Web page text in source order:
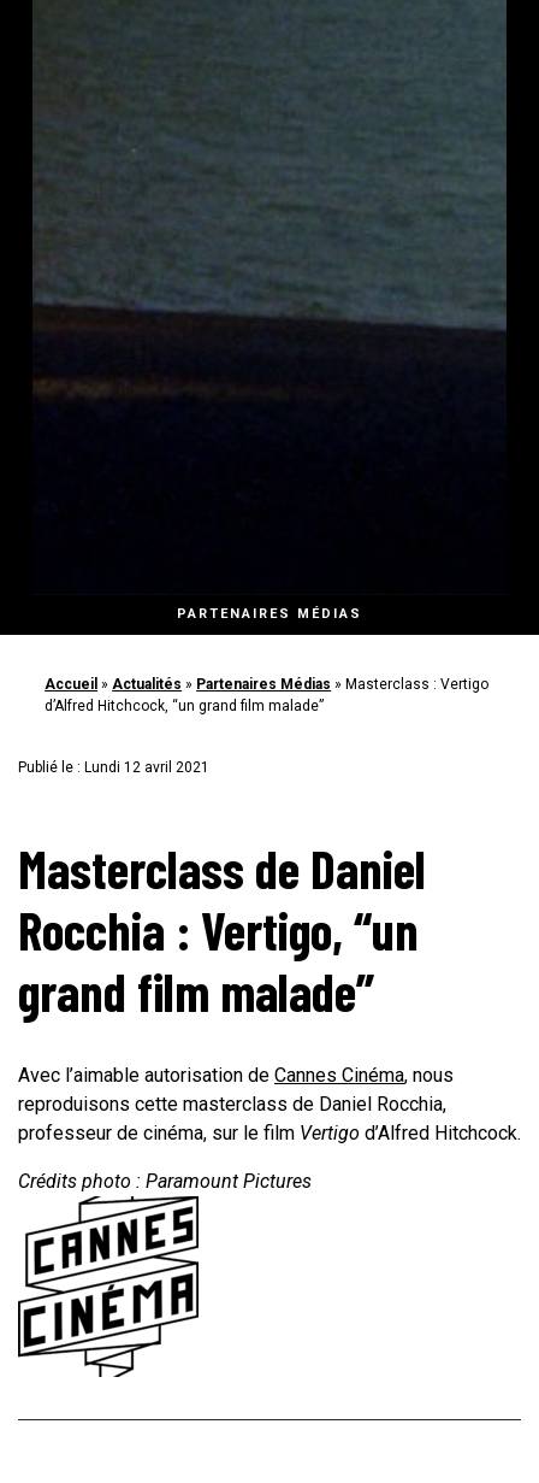
PARTENAIRES MÉDIAS
Accueil »Actualités » Partenaires Médias » Masterclass : Vertigo
d’Alfred Hitchcock, “un grand film malade”
Publié le : Lundi 12 avril 2021
Masterclass de Daniel
Rocchia : Vertigo, “un
grand film malade”
Avec l’aimable autorisation de Cannes Cinéma, nous
reproduisons cette masterclass de Daniel Rocchia,
professeur de cinéma, sur le film Vertigo d’Alfred Hitchcock.
Crédits photo : Paramount Pictures